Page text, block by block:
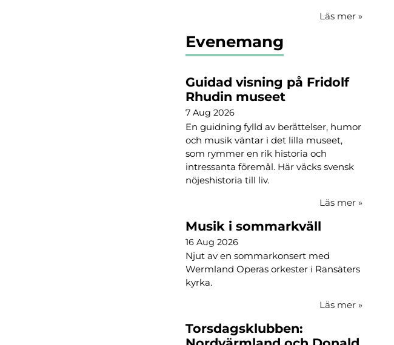
Läs mer »
Evenemang
Guidad visning på Fridolf
Rhudin museet
7 Aug 2026
En guidning fylld av berättelser, humor
och musik väntar i det lilla museet,
som rymmer en rik historia och
intressanta föremål. Här väcks svensk
nöjeshistoria till liv.
Läs mer »
Musik i sommarkväll
16 Aug 2026
Njut av en sommarkonsert med
Wermland Operas orkester i Ransäters
kyrka.
Läs mer »
Torsdagsklubben: